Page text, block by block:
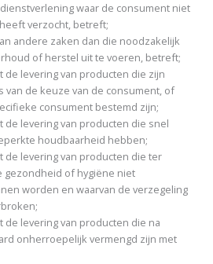
waar de consument niet
verzocht, betreft;
andere zaken dan die noodzakelijk
of herstel uit te voeren, betreft;
levering van producten die zijn
van de keuze van de consument, of
consument bestemd zijn;
de levering van producten die snel
houdbaarheid hebben;
de levering van producten die ter
gezondheid of hygiëne niet
worden en waarvan de verzegeling
levering van producten die na
onherroepelijk vermengd zijn met